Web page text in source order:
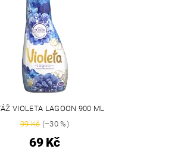
VIOLETA LAGOON 900 ML
99 Kč(–30 %)
69 Kč